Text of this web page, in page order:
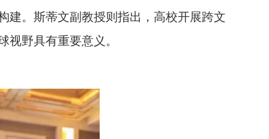
建。斯蒂文副教授则指出，高校开展跨文
野具有重要意义。